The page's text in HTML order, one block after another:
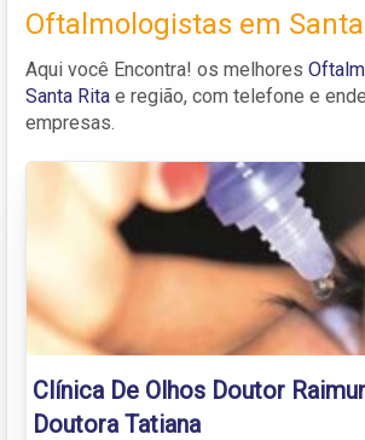
Oftalmologistas em
Aqui você Encontra! os melhores
Santa Rita e região, com telefone e
empresas.
Clínica De Olhos Doutor
Doutora Tatiana